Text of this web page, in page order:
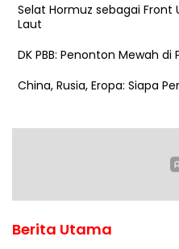
Selat Hormuz sebagai Front
Laut
DK PBB: Penonton Mewah di
China, Rusia, Eropa: Siapa
Berita Utama